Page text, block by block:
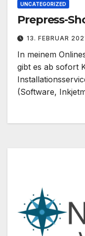
UNCATEGORIZED
Prepress-
13. FEBRUAR
In meinem
gibt es ab sofort
(Software,